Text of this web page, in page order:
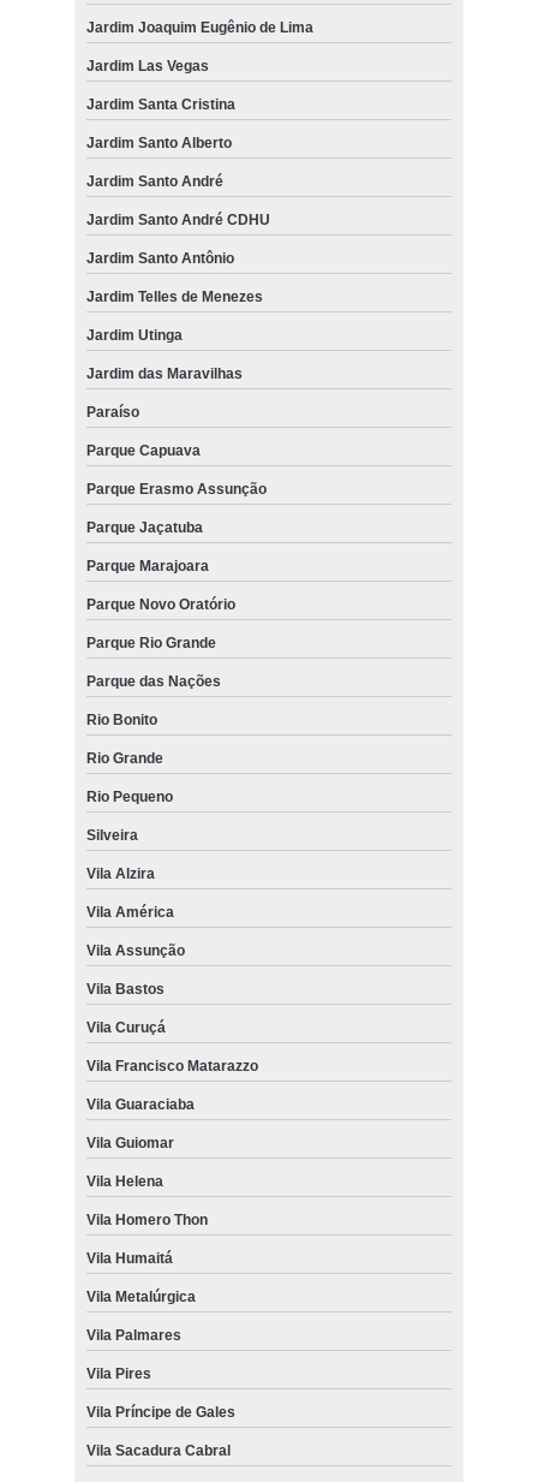
Jardim Joaquim Eugênio de Lima
Jardim Las Vegas
Jardim Santa Cristina
Jardim Santo Alberto
Jardim Santo André
Jardim Santo André CDHU
Jardim Santo Antônio
Jardim Telles de Menezes
Jardim Utinga
Jardim das Maravilhas
Paraíso
Parque Capuava
Parque Erasmo Assunção
Parque Jaçatuba
Parque Marajoara
Parque Novo Oratório
Parque Rio Grande
Parque das Nações
Rio Bonito
Rio Grande
Rio Pequeno
Silveira
Vila Alzira
Vila América
Vila Assunção
Vila Bastos
Vila Curuçá
Vila Francisco Matarazzo
Vila Guaraciaba
Vila Guiomar
Vila Helena
Vila Homero Thon
Vila Humaitá
Vila Metalúrgica
Vila Palmares
Vila Pires
Vila Príncipe de Gales
Vila Sacadura Cabral